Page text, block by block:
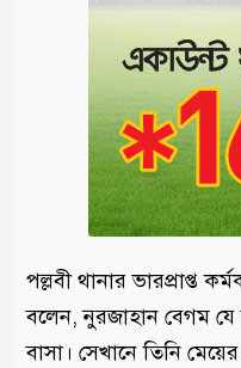
পল্লবী থানার ভারপ্রাপ্ত
বলেন, নুরজাহান বেগম যে
বাসা। সেখানে তিনি